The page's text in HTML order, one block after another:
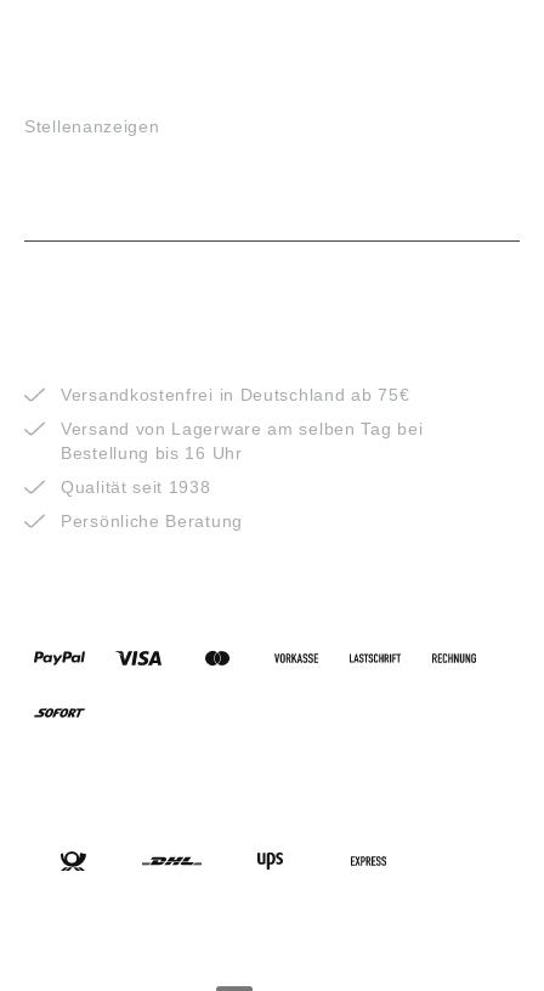
Stellenanzeigen
Versandkostenfrei in Deutschland ab 75€
Versand von Lagerware am selben Tag bei
Bestellung bis 16 Uhr
Qualität seit 1938
Persönliche Beratung